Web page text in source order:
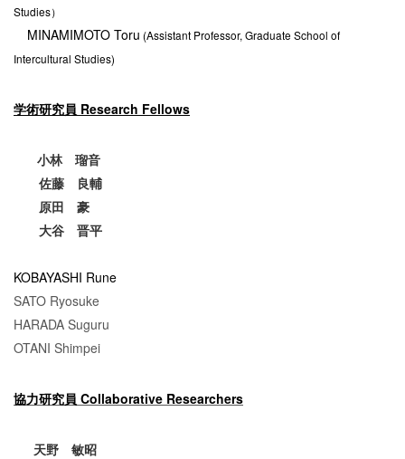
Studies）
MINAMIMOTO Toru (Assistant Professor, Graduate School of
Intercultural Studies)
学術研究員 Research Fellows
小林 瑠音
佐藤 良輔
原田 豪
大谷 晋平
KOBAYASHI Rune
SATO Ryosuke
HARADA Suguru
OTANI Shimpei
協力研究員 Collaborative Researchers
天野 敏昭